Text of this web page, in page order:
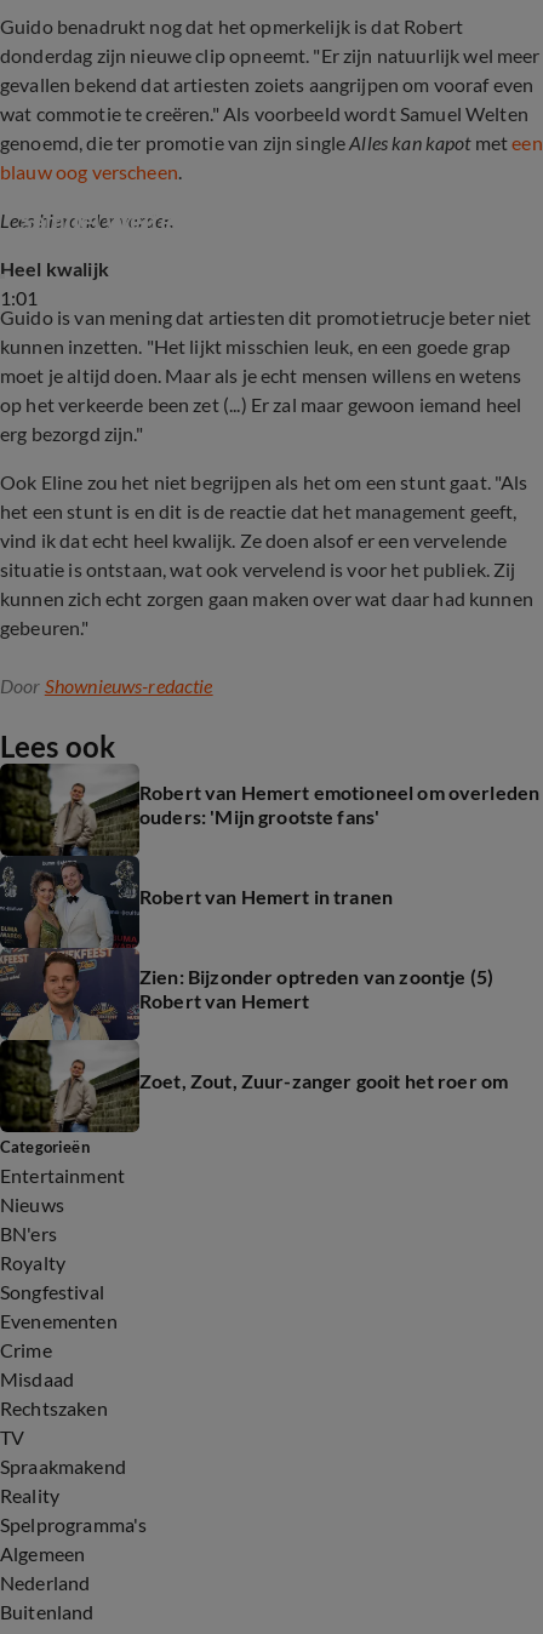
Guido benadrukt nog dat het opmerkelijk is dat Robert
donderdag zijn nieuwe clip opneemt. "Er zijn natuurlijk wel meer
gevallen bekend dat artiesten zoiets aangrijpen om vooraf even
wat commotie te creëren." Als voorbeeld wordt Samuel Welten
genoemd, die ter promotie van zijn singleAlles kan kapotmeteen
blauw oog verscheen.
Lees hieronder verder.
1:01
Samuel Welten over blauw oog
Heel kwalijk
Guido is van mening dat artiesten dit promotietrucje beter niet
kunnen inzetten. "Het lijkt misschien leuk, en een goede grap
moet je altijd doen. Maar als je echt mensen willens en wetens
op het verkeerde been zet (...) Er zal maar gewoon iemand heel
erg bezorgd zijn."
Ook Eline zou het niet begrijpen als het om een stunt gaat. "Als
het een stunt is en dit is de reactie dat het management geeft,
vind ik dat echt heel kwalijk. Ze doen alsof er een vervelende
situatie is ontstaan, wat ook vervelend is voor het publiek. Zij
kunnen zich echt zorgen gaan maken over wat daar had kunnen
gebeuren."
Door Shownieuws-redactie
Lees ook
Robert van Hemert emotioneel om overleden
ouders: 'Mijn grootste fans'
Robert van Hemert in tranen
Zien: Bijzonder optreden van zoontje (5)
Robert van Hemert
Zoet, Zout, Zuur-zanger gooit het roer om
Categorieën
Entertainment
Nieuws
BN'ers
Royalty
Songfestival
Evenementen
Crime
Misdaad
Rechtszaken
TV
Spraakmakend
Reality
Spelprogramma's
Algemeen
Nederland
Buitenland